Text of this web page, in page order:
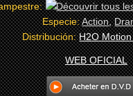
Especie:Action,
Distribución:H2O
WEB OFICIAL